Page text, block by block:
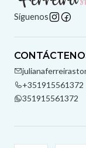
Síguenos
+351915561372
351915561372